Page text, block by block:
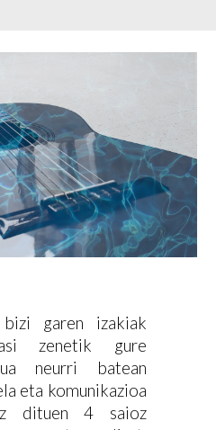
bizi garen izakiak
zenetik gure
neurri batean
eta komunikazioa
dituen 4 saioz